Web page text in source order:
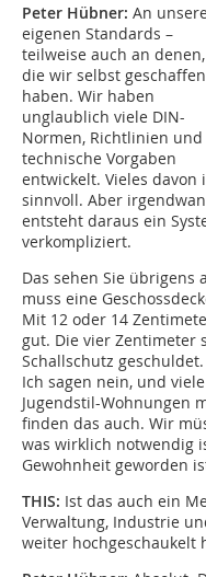
Peter Hübner: An
eigenen Standards –
teilweise auch an denen,
die wir selbst geschaffen
haben. Wir haben
unglaublich viele DIN-
Normen, Richtlinien und
technische Vorgaben
entwickelt. Vieles davon
sinnvoll. Aber
entsteht daraus ein
verkompliziert.
Das sehen Sie übrigens
muss eine
Mit 12 oder 14
gut. Die vier Zentimeter
Schallschutz
Ich sagen nein, und
Jugendstil-Wohnungen
finden das auch. Wir
was wirklich notwendig
Gewohnheit geworden
THIS: Ist das auch ein
Verwaltung, Industrie
weiter hochgeschaukelt